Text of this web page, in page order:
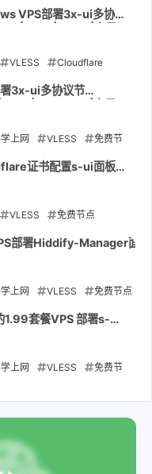
Hysteria2 s-ui
15
VPS部署3x-ui多协
VLESS Cloudflare
VMess Reality
09
3x-ui多协议节
上网 VLESS 免费节
免费vps VMess
15
证书配置s-ui面板
VLESS 免费节点
免费vps VMess
12
部署Hiddify-Manager面板
上网 VLESS 免费节点
VMess Reality Hysteria2
22
套餐VPS 部署s-ui
上网 VLESS 免费节
Hysteria2 raksmart